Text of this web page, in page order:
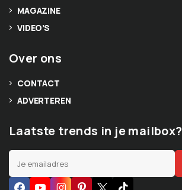
MAGAZINE
VIDEO’S
Over ons
CONTACT
ADVERTEREN
Laatste trends in je mailbox?